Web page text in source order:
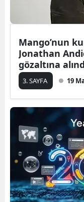
Mango’nun
Jonathan
gözaltına
3. SAYFA 19